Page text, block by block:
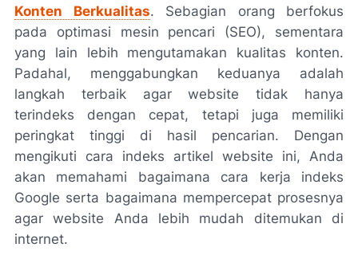
Konten Berkualitas. Sebagian orang berfokus
pada optimasi mesin pencari (SEO), sementara
yang lain lebih mengutamakan kualitas konten.
Padahal, menggabungkan keduanya adalah
langkah terbaik agar website tidak hanya
terindeks dengan cepat, tetapi juga memiliki
peringkat tinggi di hasil pencarian. Dengan
mengikuti cara indeks artikel website ini, Anda
akan memahami bagaimana cara kerja indeks
Google serta bagaimana mempercepat prosesnya
agar website Anda lebih mudah ditemukan di
internet.